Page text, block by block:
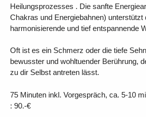
Heilungsprozesses . Die sanfte
Chakras und Energiebahnen)
harmonisierende und tief entspannende
Oft ist es ein Schmerz oder die tiefe
bewusster und wohltuender Berührung,
zu dir Selbst antreten lässt.
75 Minuten inkl. Vorgespräch, ca. 5-10
: 90.-€